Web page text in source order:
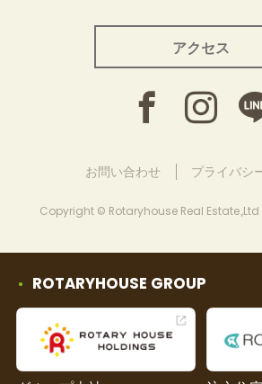
アクセス
お問い合わせ プライバシ
Copyright © Rotaryhouse Real Estate.,Ltd
ROTARYHOUSE GROUP